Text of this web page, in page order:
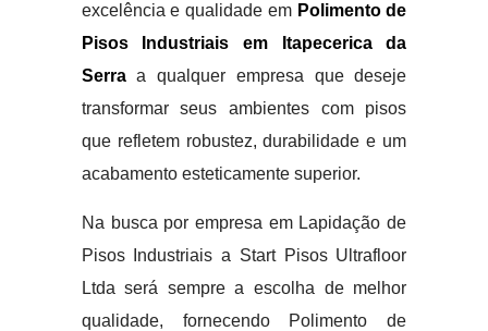
excelência e qualidade em Polimento de
Pisos Industriais em Itapecerica da
Serraa qualquer empresa que deseje
transformar seus ambientes com pisos
que refletem robustez, durabilidade e um
acabamento esteticamente superior.
Na busca por empresa em Lapidação de
Pisos Industriais a Start Pisos Ultrafloor
Ltda será sempre a escolha de melhor
qualidade, fornecendo Polimento de